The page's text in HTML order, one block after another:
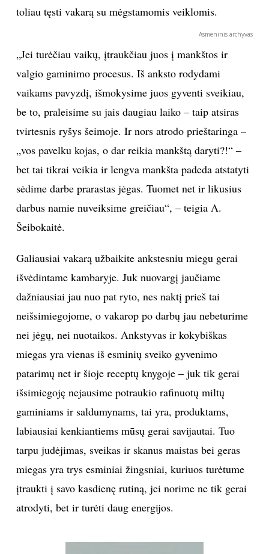
toliau tęsti vakarą su mėgstamomis veiklomis.
Asmeninis archyvas
„Jei turėčiau vaikų, įtraukčiau juos į mankštos ir
valgio gaminimo procesus. Iš anksto rodydami
vaikams pavyzdį, išmokysime juos gyventi sveikiau,
be to, praleisime su jais daugiau laiko – taip atsiras
tvirtesnis ryšys šeimoje. Ir nors atrodo prieštaringa –
„vos pavelku kojas, o dar reikia mankštą daryti?!“ –
bet tai tikrai veikia ir lengva mankšta padeda atstatyti
sėdime darbe prarastas jėgas. Tuomet net ir likusius
darbus namie nuveiksime greičiau“, – teigia A.
Šeibokaitė.
Galiausiai vakarą užbaikite ankstesniu miegu gerai
išvėdintame kambaryje. Juk nuovargį jaučiame
dažniausiai jau nuo pat ryto, nes naktį prieš tai
neišsimiegojome, o vakarop po darbų jau nebeturime
nei jėgų, nei nuotaikos. Ankstyvas ir kokybiškas
miegas yra vienas iš esminių sveiko gyvenimo
patarimų net ir šioje receptų knygoje – juk tik gerai
išsimiegoję nejausime potraukio rafinuotų miltų
gaminiams ir saldumynams, tai yra, produktams,
labiausiai kenkiantiems mūsų gerai savijautai. Tuo
tarpu judėjimas, sveikas ir skanus maistas bei geras
miegas yra trys esminiai žingsniai, kuriuos turėtume
įtraukti į savo kasdienę rutiną, jei norime ne tik gerai
atrodyti, bet ir turėti daug energijos.